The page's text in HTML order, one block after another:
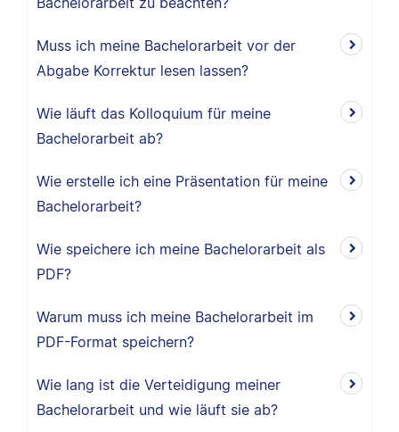
Muss ich meine Bachelorarbeit vor der
Abgabe Korrektur lesen lassen?
Wie läuft das Kolloquium für meine
Bachelorarbeit ab?
Wie erstelle ich eine Präsentation für meine
Bachelorarbeit?
Wie speichere ich meine Bachelorarbeit als
PDF?
Warum muss ich meine Bachelorarbeit im
PDF-Format speichern?
Wie lang ist die Verteidigung meiner
Bachelorarbeit und wie läuft sie ab?